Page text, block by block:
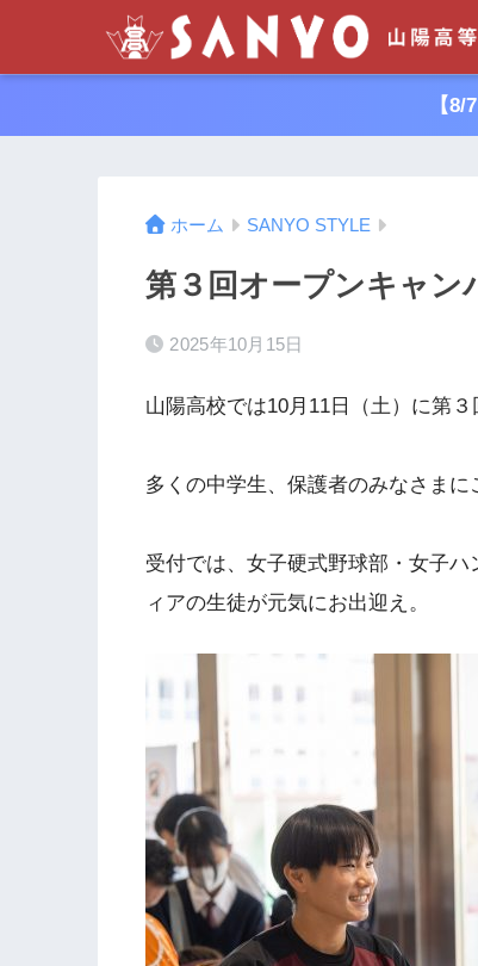
【
ホーム SANYO STYLE
第３回オープンキャン
2025年10月15日
山陽高校では10月11日（土）に第
多くの中学生、保護者のみなさまに
受付では、女子硬式野球部・女子
ィアの生徒が元気にお出迎え。